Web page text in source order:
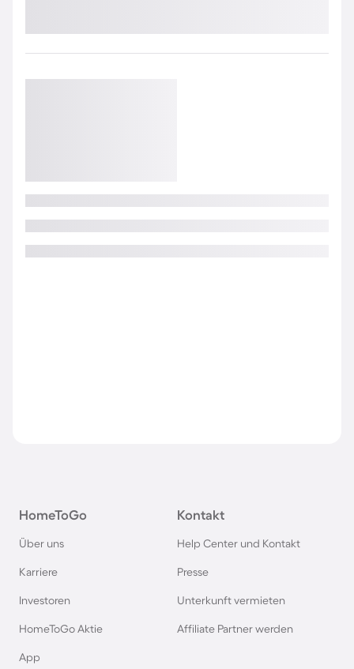
HomeToGo
Über uns
Karriere
Investoren
HomeToGo Aktie
App
Kontakt
Help Center und Kontakt
Presse
Unterkunft vermieten
Affiliate Partner werden